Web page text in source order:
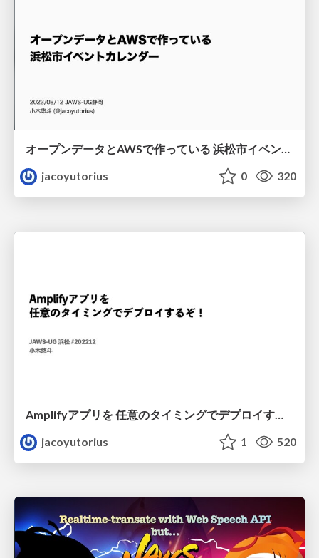
オープンデータとAWSで作っている 浜松市イベントカレンダー
jacoyutorius
0 320
Amplifyアプリを 任意のタイミングでデプロイするぞ！
jacoyutorius
1 520